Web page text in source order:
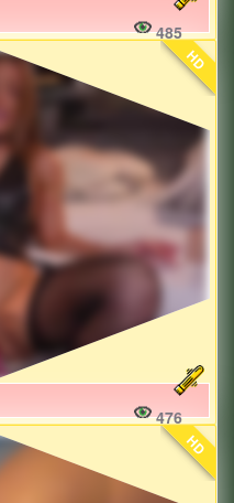
485
HD
476
HD